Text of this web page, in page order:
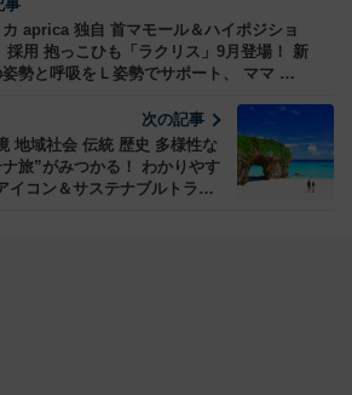
事
aprica 独自 首マモール＆ハイポジショ
採用 抱っこひも「ラクリス」9月登場！ 新
勢と呼吸をＬ姿勢でサポート、 ママ パ
次の記事
地域社会 伝統 歴史 多様性な
旅”がみつかる！ わかりやす
イコン＆サステナブルトラベ